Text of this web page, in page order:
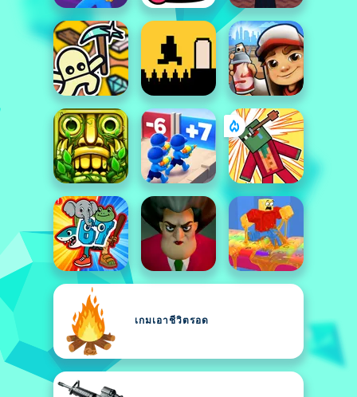
เกมเอาชีวิตรอด